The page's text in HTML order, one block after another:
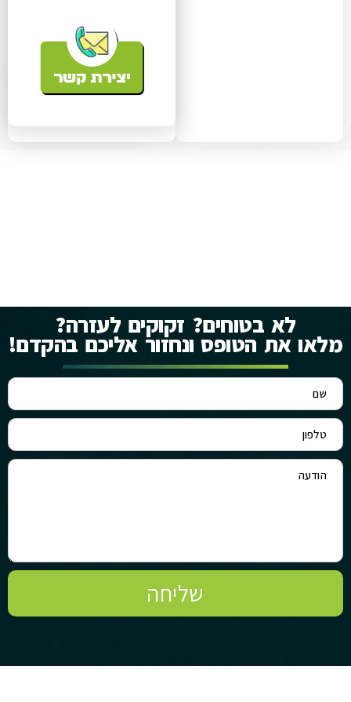
לא בטוחים? זקוקים לעזרה?
מלאו את הטופס ונחזור אליכם בהקדם!
שליחה